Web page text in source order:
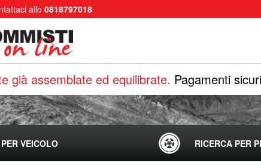
allo 0818797018
già assemblate ed equilibrate. Pagamenti
VEICOLO RICERCA PER